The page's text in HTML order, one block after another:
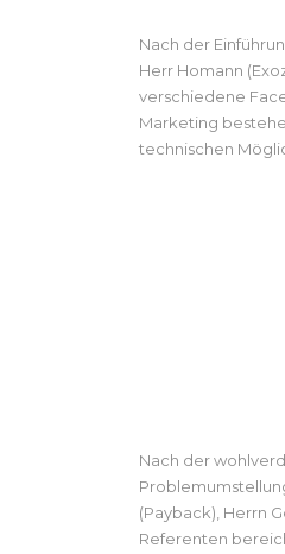
Nach der
Herr Homann
verschiedene
Marketing
technischen
Nach der
(Payback), Herrn
Referenten